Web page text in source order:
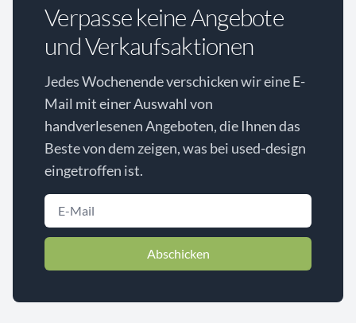
Verpasse keine Angebote
und Verkaufsaktionen
Jedes Wochenende verschicken wir eine E-
Mail mit einer Auswahl von
handverlesenen Angeboten, die Ihnen das
Beste von dem zeigen, was bei used-design
eingetroffen ist.
Abschicken